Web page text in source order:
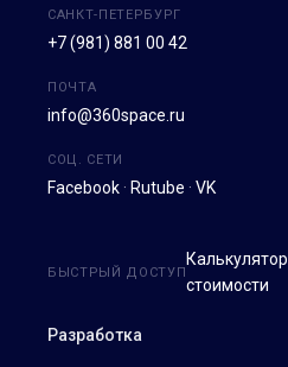
САНКТ-ПЕТЕРБУРГ
+7 (981) 881 00 42
ПОЧТА
info@360space.ru
СОЦ. СЕТИ
Facebook · Rutube · VK
Разработка
БЫСТРЫЙ ДОСТУП
Калькулятор
стоимости